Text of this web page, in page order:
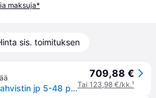
maksuja*
sis. toimituksen
Grundfos jetpumppu vahvistin jp 5-48 pt-h 230v 50hz
709,88 €
Tai 123,98 €/kk.¹